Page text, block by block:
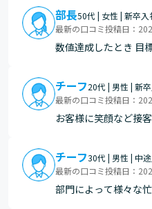
っかり表れた瞬間で
とで販売数量や売上
間違っていなかった
を感じます。 ま…
部長50代 | 女性 | 新卒
最新の口コミ投稿日：
数値達成したとき 目
チーフ20代 | 男性 | 新
最新の口コミ投稿日：
お客様に笑顔など接
チーフ30代 | 男性 | 中
最新の口コミ投稿日：
部門によって様々な